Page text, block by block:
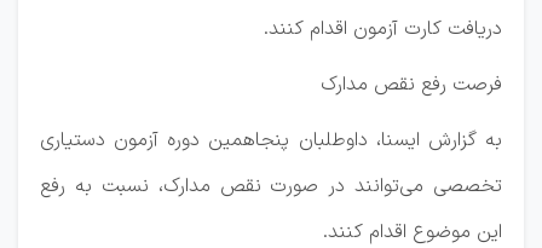
دریافت کارت آزمون اقدام کنند.
فرصت رفع نقص مدارک
به گزارش ایسنا، داوطلبان پنجاهمین دوره آزمون دستیاری
تخصصی می‌توانند در صورت نقص مدارک، نسبت به رفع
این موضوع اقدام کنند.